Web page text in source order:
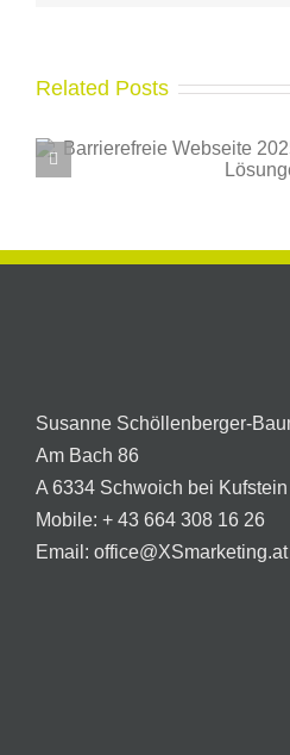
Related Posts
Susanne Schöllenberger-
Am Bach 86
A 6334 Schwoich bei Kufstein
Mobile: + 43 664 308 16 26
Email: office@XSmarketing.at